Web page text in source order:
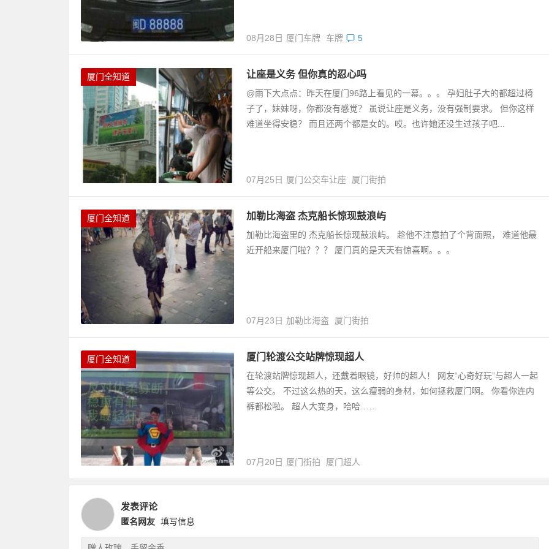
08月28日 厦门车牌 车牌 5
厦门全知道 让座是义务 但你真的忍心吗
@雨下大点点：昨天在厦门96路上看见的一幕。。。 孕妇肚子大的都超过椅
子了，妹妹呀，你都没有感觉？ 虽说让座是义务，没有强制要求。 但你这样
难道坐得安稳？ 而且还两个都是女的。哎。也许她还没生过孩子吧...
07月25日 厦门公交车让座 厦门街拍
厦门全知道 加勒比海盗 杰克船长惊现鼓浪屿
加勒比海盗里的 杰克船长惊现鼓浪屿。 趁他不注意拍了个背面照， 难道他最
近开船来厦门啦？？？ 厦门真的是天天有惊喜啊。。。
07月23日 加勒比海盗 厦门街拍
厦门全知道 厦门轮渡公交站牌惊现超人
在轮渡站牌惊现超人，还戴着眼镜，好帅的超人！ 网友“心奇好玩”与超人一起
等公交。 不过这么热的天，这么瘦弱的身材，如何拯救厦门啊。 你看你连内
裤都松啦。 超人大变身，哈哈……
07月20日 厦门街拍 厦门超人
发表评论
匿名网友 填写信息